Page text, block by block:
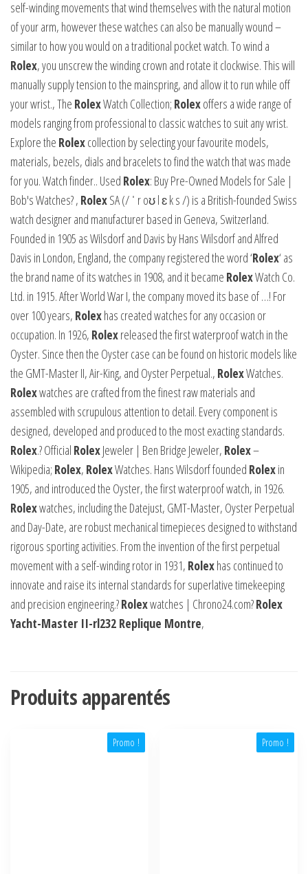
self-winding movements that wind themselves with the natural motion
of your arm, however these watches can also be manually wound –
similar to how you would on a traditional pocket watch. To wind a
Rolex, you unscrew the winding crown and rotate it clockwise. This will
manually supply tension to the mainspring, and allow it to run while off
your wrist., The RolexWatch Collection; Rolexoffers a wide range of
models ranging from professional to classic watches to suit any wrist.
Explore the Rolexcollection by selecting your favourite models,
materials, bezels, dials and bracelets to find the watch that was made
for you. Watch finder.. Used Rolex: Buy Pre-Owned Models for Sale |
Bob's Watches?, RolexSA (/ ˈ r oʊ l ɛ k s /) is a British-founded Swiss
watch designer and manufacturer based in Geneva, Switzerland.
Founded in 1905 as Wilsdorf and Davis by Hans Wilsdorf and Alfred
Davis in London, England, the company registered the word ‘Rolex‘ as
the brand name of its watches in 1908, and it became RolexWatch Co.
Ltd. in 1915. After World War I, the company moved its base of …! For
over 100 years, Rolexhas created watches for any occasion or
occupation. In 1926, Rolexreleased the first waterproof watch in the
Oyster. Since then the Oyster case can be found on historic models like
the GMT-Master II, Air-King, and Oyster Perpetual., RolexWatches.
Rolexwatches are crafted from the finest raw materials and
assembled with scrupulous attention to detail. Every component is
designed, developed and produced to the most exacting standards.
Rolex.? Official RolexJeweler | Ben Bridge Jeweler, Rolex–
Wikipedia; Rolex, RolexWatches. Hans Wilsdorf founded Rolexin
1905, and introduced the Oyster, the first waterproof watch, in 1926.
Rolexwatches, including the Datejust, GMT-Master, Oyster Perpetual
and Day-Date, are robust mechanical timepieces designed to withstand
rigorous sporting activities. From the invention of the first perpetual
movement with a self-winding rotor in 1931, Rolexhas continued to
innovate and raise its internal standards for superlative timekeeping
and precision engineering.?Rolexwatches | Chrono24.com?Rolex
Yacht-Master II-rl232 Replique Montre,
Produits apparentés
Promo ! Promo !